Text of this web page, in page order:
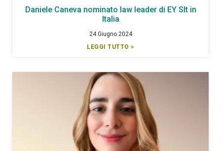
Daniele Caneva nominato law leader di EY Slt in
Italia
24 Giugno 2024
LEGGI TUTTO »